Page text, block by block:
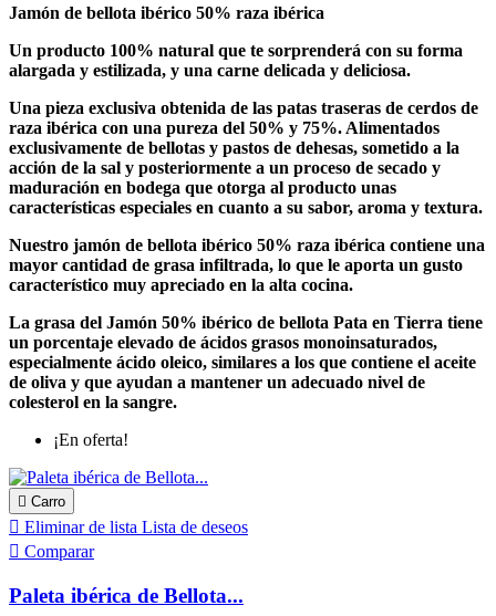
Jamón de bellota ibérico 50% raza ibérica
Un producto 100% natural que te sorprenderá con su forma
alargada y estilizada, y una carne delicada y deliciosa.
Una pieza exclusiva obtenida de las patas traseras de cerdos de
raza ibérica con una pureza del 50% y 75%. Alimentados
exclusivamente de bellotas y pastos de dehesas, sometido a la
acción de la sal y posteriormente a un proceso de secado y
maduración en bodega que otorga al producto unas
características especiales en cuanto a su sabor, aroma y textura.
Nuestro jamón de bellota ibérico 50% raza ibérica contiene una
mayor cantidad de grasa infiltrada, lo que le aporta un gusto
característico muy apreciado en la alta cocina.
La grasa del Jamón 50% ibérico de bellota Pata en Tierra tiene
un porcentaje elevado de ácidos grasos monoinsaturados,
especialmente ácido oleico, similares a los que contiene el aceite
de oliva y que ayudan a mantener un adecuado nivel de
colesterol en la sangre.
¡En oferta!
 Carro
 Eliminar de lista Lista de deseos
 Comparar
Paleta ibérica de Bellota...